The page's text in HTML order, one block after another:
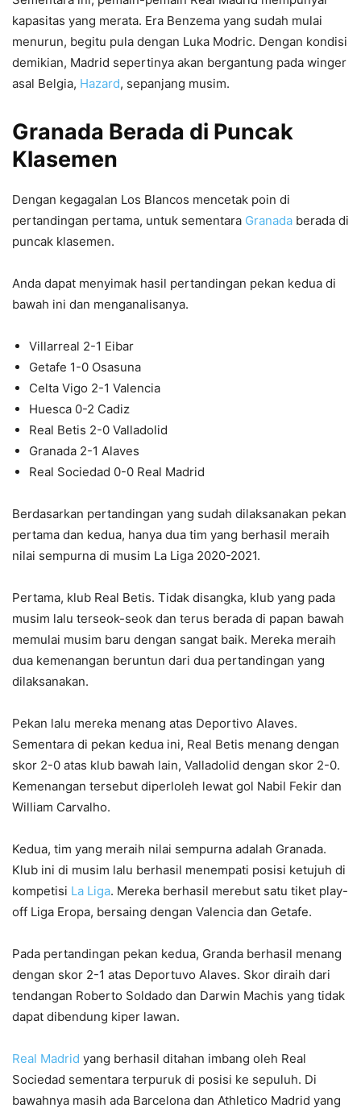
kapasitas yang merata. Era Benzema yang sudah mulai
menurun, begitu pula dengan Luka Modric. Dengan kondisi
demikian, Madrid sepertinya akan bergantung pada winger
asal Belgia, Hazard, sepanjang musim.
Granada Berada di Puncak
Klasemen
Dengan kegagalan Los Blancos mencetak poin di
pertandingan pertama, untuk sementara Granada berada di
puncak klasemen.
Anda dapat menyimak hasil pertandingan pekan kedua di
bawah ini dan menganalisanya.
Villarreal 2-1 Eibar
Getafe 1-0 Osasuna
Celta Vigo 2-1 Valencia
Huesca 0-2 Cadiz
Real Betis 2-0 Valladolid
Granada 2-1 Alaves
Real Sociedad 0-0 Real Madrid
Berdasarkan pertandingan yang sudah dilaksanakan pekan
pertama dan kedua, hanya dua tim yang berhasil meraih
nilai sempurna di musim La Liga 2020-2021.
Pertama, klub Real Betis. Tidak disangka, klub yang pada
musim lalu terseok-seok dan terus berada di papan bawah
memulai musim baru dengan sangat baik. Mereka meraih
dua kemenangan beruntun dari dua pertandingan yang
dilaksanakan.
Pekan lalu mereka menang atas Deportivo Alaves.
Sementara di pekan kedua ini, Real Betis menang dengan
skor 2-0 atas klub bawah lain, Valladolid dengan skor 2-0.
Kemenangan tersebut diperloleh lewat gol Nabil Fekir dan
William Carvalho.
Kedua, tim yang meraih nilai sempurna adalah Granada.
Klub ini di musim lalu berhasil menempati posisi ketujuh di
kompetisi La Liga. Mereka berhasil merebut satu tiket play-
off Liga Eropa, bersaing dengan Valencia dan Getafe.
Pada pertandingan pekan kedua, Granda berhasil menang
dengan skor 2-1 atas Deportuvo Alaves. Skor diraih dari
tendangan Roberto Soldado dan Darwin Machis yang tidak
dapat dibendung kiper lawan.
Real Madrid yang berhasil ditahan imbang oleh Real
Sociedad sementara terpuruk di posisi ke sepuluh. Di
bawahnya masih ada Barcelona dan Athletico Madrid yang